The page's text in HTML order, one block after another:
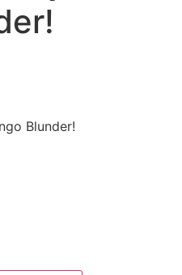
Blunder!